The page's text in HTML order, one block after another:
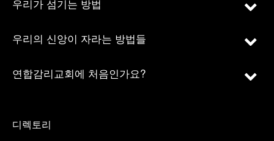
우리가 섬기는 방법
우리의 신앙이 자라는 방법들
연합감리교회에 처음인가요?
디렉토리